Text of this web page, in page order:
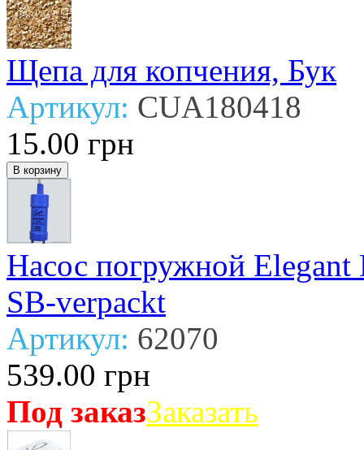
Щепа для копчения, Бук
Артикул: CUA180418
15.00 грн
Насос погружной
SB-verpackt
Артикул: 62070
539.00 грн
Под заказЗаказать